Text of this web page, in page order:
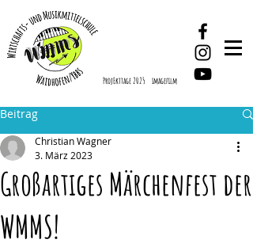
imagefilm
ProjEkttage 2025
Beitrag
Großartiges Märchenfest der
WMMS!
Christian Wagner
3. März 2023